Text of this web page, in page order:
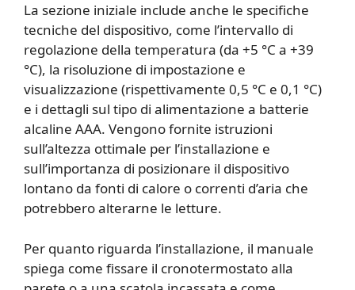
La sezione iniziale include anche le specifiche
tecniche del dispositivo, come l’intervallo di
regolazione della temperatura (da +5 °C a +39
°C), la risoluzione di impostazione e
visualizzazione (rispettivamente 0,5 °C e 0,1 °C)
e i dettagli sul tipo di alimentazione a batterie
alcaline AAA. Vengono fornite istruzioni
sull’altezza ottimale per l’installazione e
sull’importanza di posizionare il dispositivo
lontano da fonti di calore o correnti d’aria che
potrebbero alterarne le letture.
Per quanto riguarda l’installazione, il manuale
spiega come fissare il cronotermostato alla